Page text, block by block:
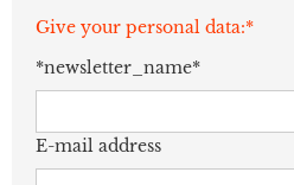
Give your personal data:*
*newsletter_name*
E-mail address